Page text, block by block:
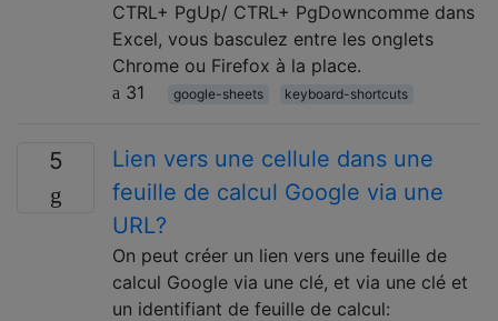
CTRL+ PgUp/ CTRL+ PgDowncomme dans
Excel, vous basculez entre les onglets
Chrome ou Firefox à la place.
31
google-sheets keyboard-shortcuts
5
Lien vers une cellule dans une
feuille de calcul Google via une
URL?
On peut créer un lien vers une feuille de
calcul Google via une clé, et via une clé et
un identifiant de feuille de calcul: